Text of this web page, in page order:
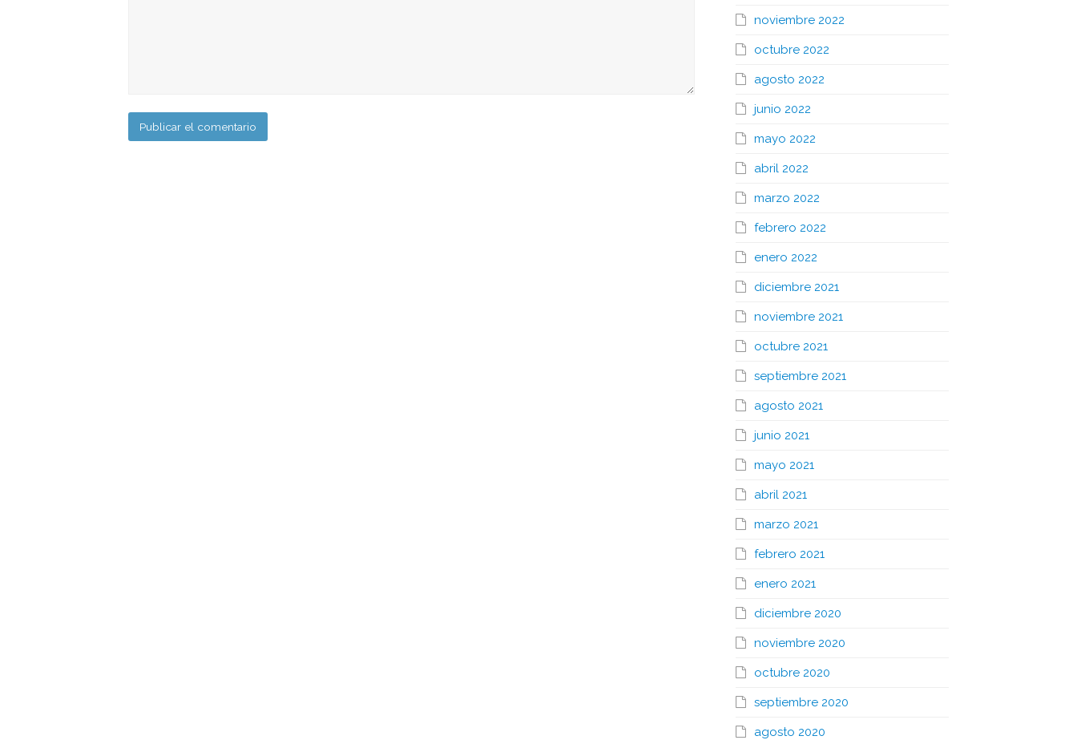
noviembre 2022
octubre 2022
agosto 2022
junio 2022
mayo 2022
abril 2022
marzo 2022
febrero 2022
enero 2022
diciembre 2021
noviembre 2021
octubre 2021
septiembre 2021
agosto 2021
junio 2021
mayo 2021
abril 2021
marzo 2021
febrero 2021
enero 2021
diciembre 2020
noviembre 2020
octubre 2020
septiembre 2020
agosto 2020